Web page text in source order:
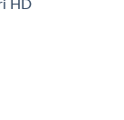
HD